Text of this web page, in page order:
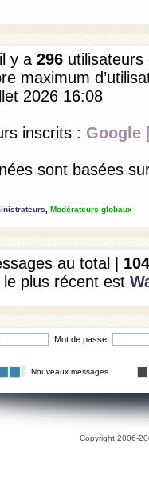
y a 296
maximum
2026 16:08
inscrits : Google
sont basées
Modérateurs globaux
au total | 104
plus récent est
Mot de passe:
Nouveaux messages
Copyright 2006-